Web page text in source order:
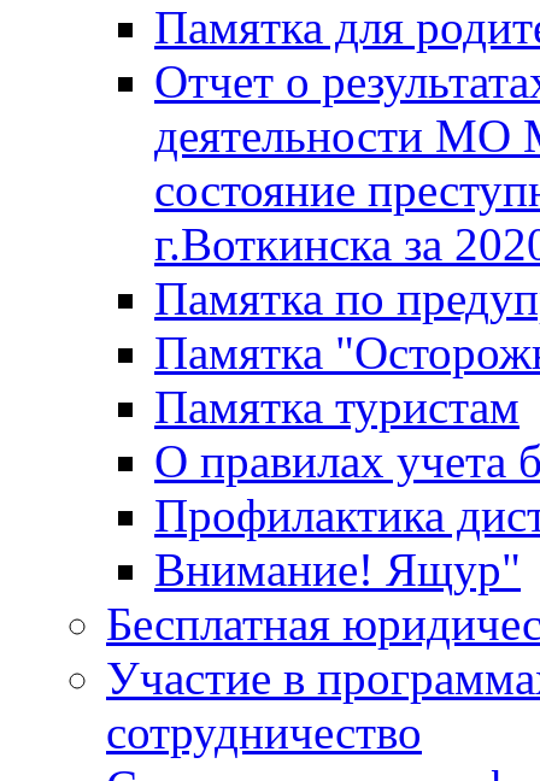
Памятка для
Отчет о
деятельности МО
состояние
г.Воткинска за
Памятка по
Памятка
Памятка туристам
О правилах учета
Профилактика
Внимание! Ящур"
Бесплатная
Участие в
сотрудничество